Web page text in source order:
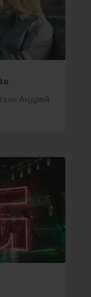
Андрей